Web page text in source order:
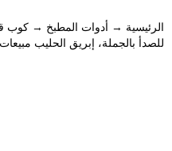
الرئيسية → أدوات المطبخ → كوب
للصدأ بالجملة، إبريق الحليب